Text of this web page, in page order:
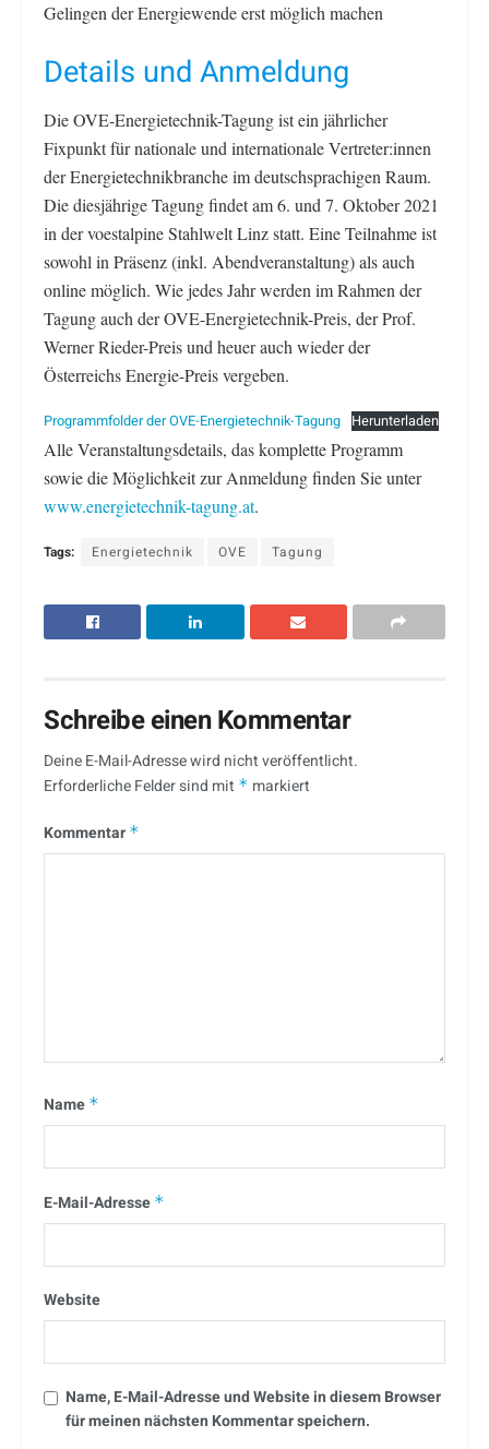
Gelingen der Energiewende erst möglich machen
Details und Anmeldung
Die OVE-Energietechnik-Tagung ist ein jährlicher
Fixpunkt für nationale und internationale Vertreter:innen
der Energietechnikbranche im deutschsprachigen Raum.
Die diesjährige Tagung findet am 6. und 7. Oktober 2021
in der voestalpine Stahlwelt Linz statt. Eine Teilnahme ist
sowohl in Präsenz (inkl. Abendveranstaltung) als auch
online möglich. Wie jedes Jahr werden im Rahmen der
Tagung auch der OVE-Energietechnik-Preis, der Prof.
Werner Rieder-Preis und heuer auch wieder der
Österreichs Energie-Preis vergeben.
Programmfolder der OVE-Energietechnik-Tagung Herunterladen
Alle Veranstaltungsdetails, das komplette Programm
sowie die Möglichkeit zur Anmeldung finden Sie unter
www.energietechnik-tagung.at.
Tags: Energietechnik OVE Tagung
Schreibe einen Kommentar
Deine E-Mail-Adresse wird nicht veröffentlicht.
Erforderliche Felder sind mit * markiert
Kommentar *
Name *
E-Mail-Adresse *
Website
Name, E-Mail-Adresse und Website in diesem Browser
für meinen nächsten Kommentar speichern.